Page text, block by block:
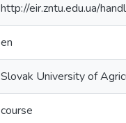
http://eir.zntu.edu.ua/
en
Slovak University of
course